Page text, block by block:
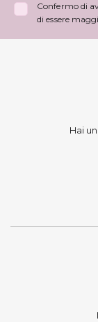
Confermo di
di essere
Hai